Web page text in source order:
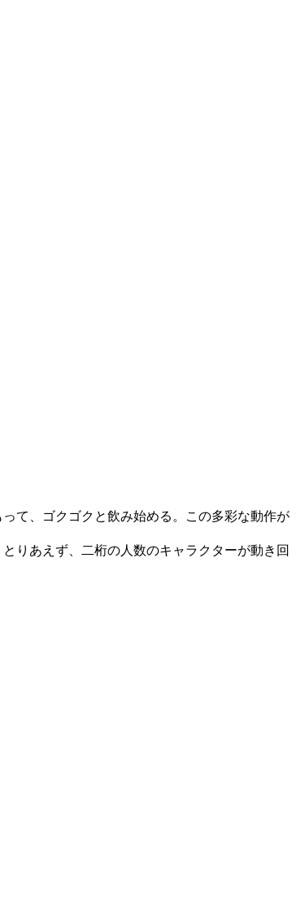
て、ゴクゴクと飲み始める。この多彩な動作が
りあえず、二桁の人数のキャラクターが動き回